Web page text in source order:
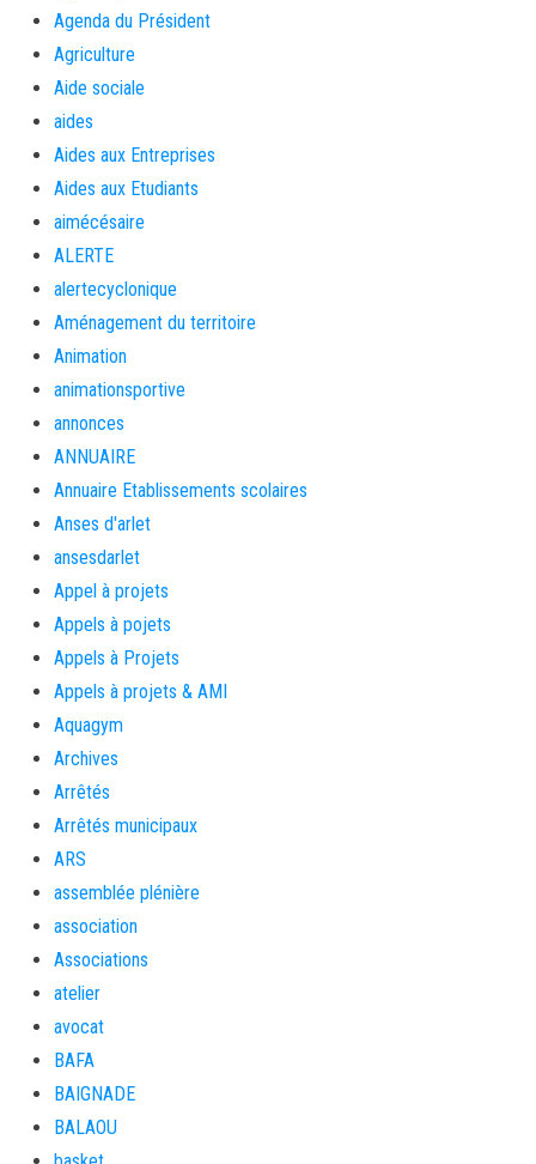
Agenda du Président
Agriculture
Aide sociale
aides
Aides aux Entreprises
Aides aux Etudiants
aimécésaire
ALERTE
alertecyclonique
Aménagement du territoire
Animation
animationsportive
annonces
ANNUAIRE
Annuaire Etablissements scolaires
Anses d'arlet
ansesdarlet
Appel à projets
Appels à pojets
Appels à Projets
Appels à projets & AMI
Aquagym
Archives
Arrêtés
Arrêtés municipaux
ARS
assemblée plénière
association
Associations
atelier
avocat
BAFA
BAIGNADE
BALAOU